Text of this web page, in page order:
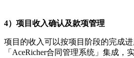
4）项目收入确认及款项管理
项目的收入可以按项目阶段的完成
「AceRicher合同管理系统」集成，